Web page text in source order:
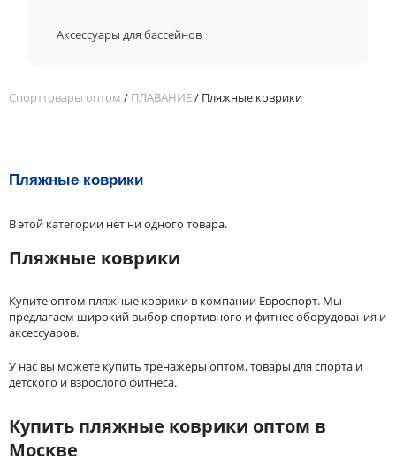
Аксессуары для бассейнов
Спорттовары оптом / ПЛАВАНИЕ/ Пляжные коврики
Пляжные коврики
В этой категории нет ни одного товара.
Пляжные коврики
Купите оптом пляжные коврики в компании Евроспорт. Мы
предлагаем широкий выбор спортивного и фитнес оборудования и
аксессуаров.
У нас вы можете купить тренажеры оптом, товары для спорта и
детского и взрослого фитнеса.
Купить пляжные коврики оптом в
Москве